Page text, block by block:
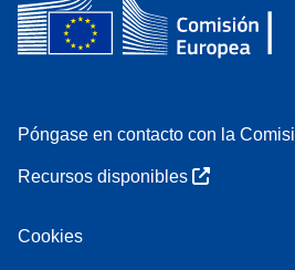
Póngase en contacto con la
Recursos disponibles
Cookies